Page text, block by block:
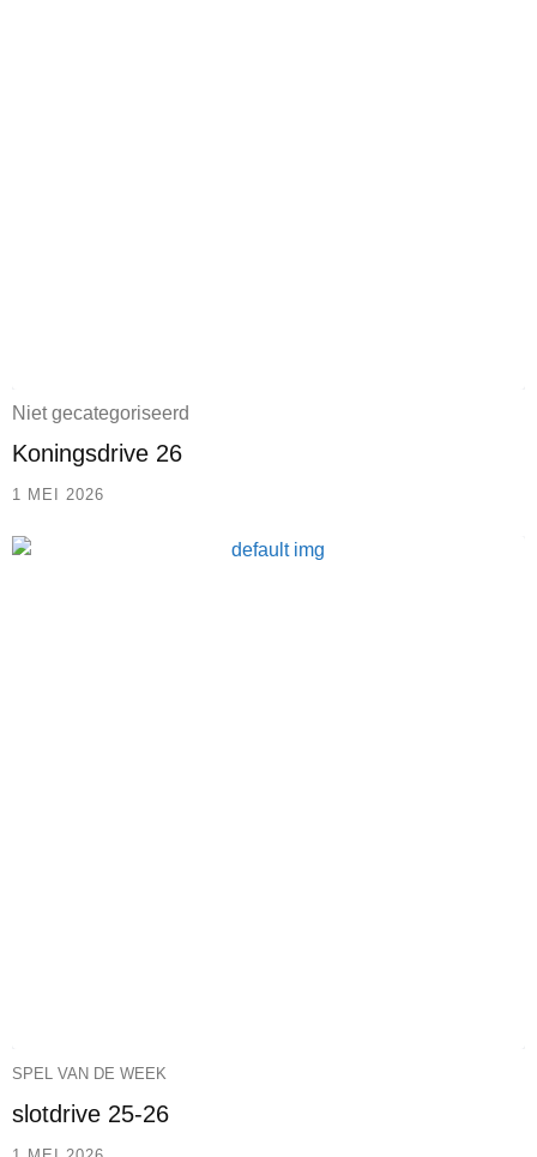
Niet gecategoriseerd
Koningsdrive 26
1 MEI 2026
SPEL VAN DE WEEK
slotdrive 25-26